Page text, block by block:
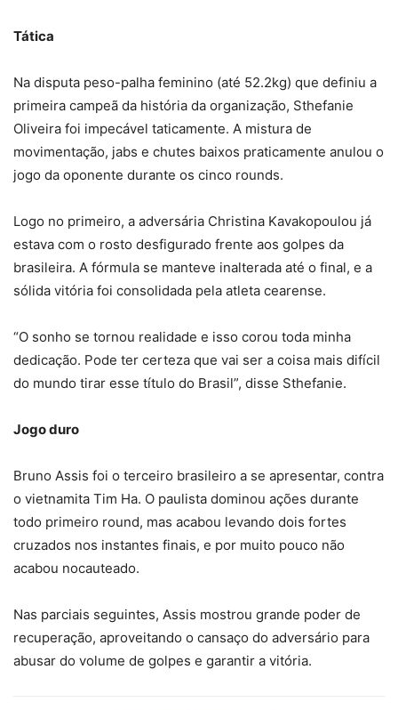
Tática
Na disputa peso-palha feminino (até 52.2kg) que definiu a
primeira campeã da história da organização, Sthefanie
Oliveira foi impecável taticamente. A mistura de
movimentação, jabs e chutes baixos praticamente anulou o
jogo da oponente durante os cinco rounds.
Logo no primeiro, a adversária Christina Kavakopoulou já
estava com o rosto desfigurado frente aos golpes da
brasileira. A fórmula se manteve inalterada até o final, e a
sólida vitória foi consolidada pela atleta cearense.
“O sonho se tornou realidade e isso corou toda minha
dedicação. Pode ter certeza que vai ser a coisa mais difícil
do mundo tirar esse título do Brasil”, disse Sthefanie.
Jogo duro
Bruno Assis foi o terceiro brasileiro a se apresentar, contra
o vietnamita Tim Ha. O paulista dominou ações durante
todo primeiro round, mas acabou levando dois fortes
cruzados nos instantes finais, e por muito pouco não
acabou nocauteado.
Nas parciais seguintes, Assis mostrou grande poder de
recuperação, aproveitando o cansaço do adversário para
abusar do volume de golpes e garantir a vitória.